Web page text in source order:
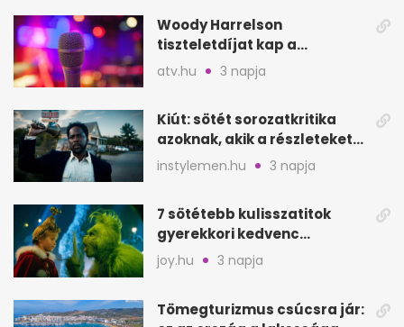
Woody Harrelson
tiszteletdíjat kap a
Szarajevói Filmfesztiválon
atv.hu 3 napja
Kiút: sötét sorozatkritika
azoknak, akik a részleteket
keresik
instylemen.hu 3 napja
7 sötétebb kulisszatitok
gyerekkori kedvenc
filmjeinkről a Joy szerint
joy.hu 3 napja
Tömegturizmus csúcsra jár: